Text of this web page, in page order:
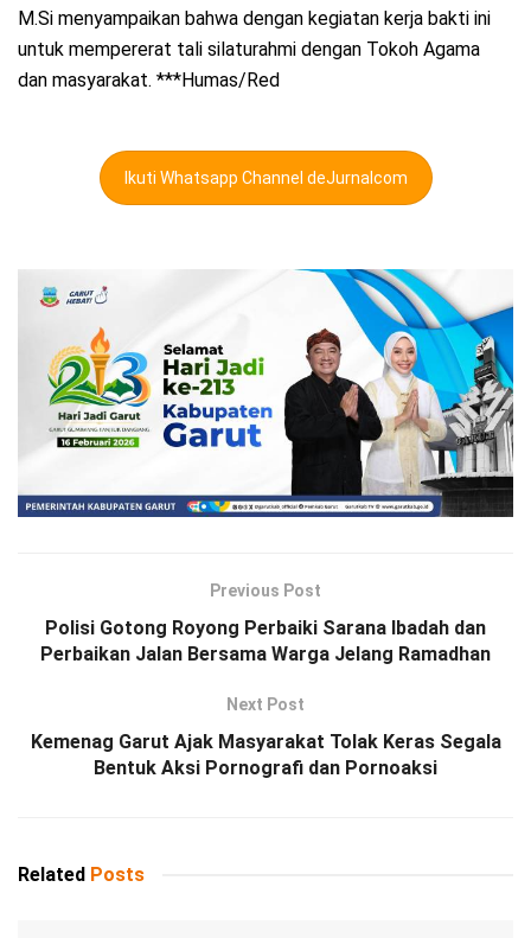
M.Si menyampaikan bahwa dengan kegiatan kerja bakti ini
untuk mempererat tali silaturahmi dengan Tokoh Agama
dan masyarakat. ***Humas/Red
Ikuti Whatsapp Channel deJurnalcom
Previous Post
Polisi Gotong Royong Perbaiki Sarana Ibadah dan
Perbaikan Jalan Bersama Warga Jelang Ramadhan
Next Post
Kemenag Garut Ajak Masyarakat Tolak Keras Segala
Bentuk Aksi Pornografi dan Pornoaksi
Related Posts